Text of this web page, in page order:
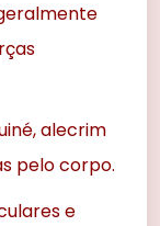
alecrim
pelo corpo.
e